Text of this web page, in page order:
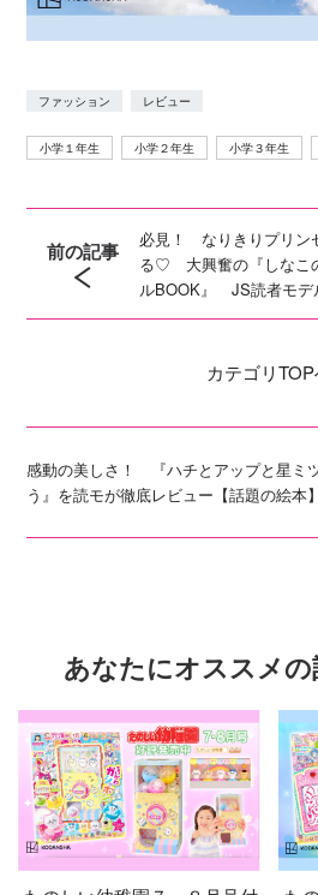
ファッション レビュー
小学１年生 小学２年生 小学３年生
前の記事
必見！ なりきりプリン
る♡ 大興奮の『しなこ
ルBOOK』 JS読者モデ
カテゴリ
感動の美しさ！ 『ハチとアップと星ミ
う』を読モが徹底レビュー【話題の絵本】
あなたにオススメ